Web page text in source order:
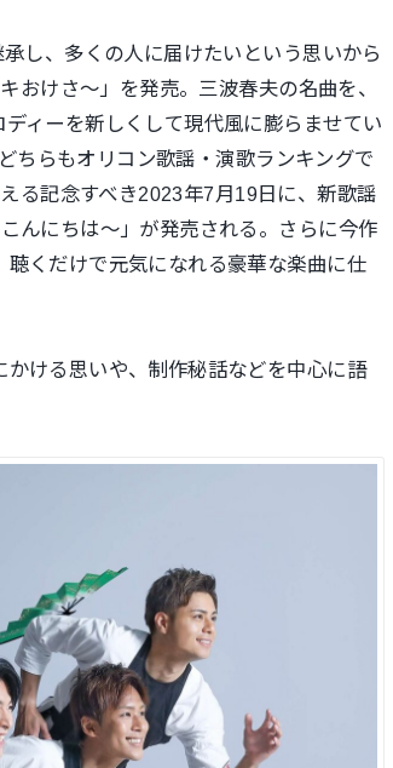
し、多くの人に届けたいという思いから
おけさ〜」を発売。三波春夫の名曲を、
ィーを新しくして現代風に膨らませてい
ちらもオリコン歌謡・演歌ランキングで
る記念すべき2023年7月19日に、新歌謡
んにちは〜」が発売される。さらに今作
くだけで元気になれる豪華な楽曲に仕
ける思いや、制作秘話などを中心に語